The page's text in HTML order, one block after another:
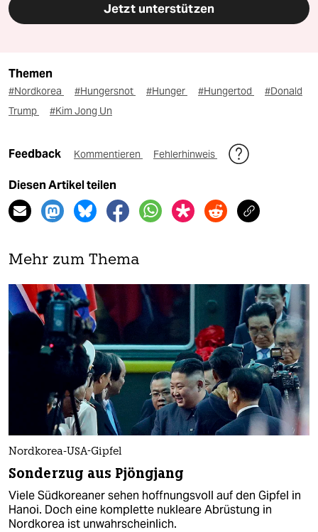
Jetzt unterstützen
Themen
#Nordkorea #Hungersnot #Hunger #Hungertod
#Donald
Trump
#Kim Jong Un
Feedback Kommentieren Fehlerhinweis
Diesen Artikel teilen
Mehr zum Thema
Nordkorea-USA-Gipfel
Sonderzug aus Pjöngjang
Viele Südkoreaner sehen hoffnungsvoll auf den Gipfel in
Hanoi. Doch eine komplette nukleare Abrüstung in
Nordkorea ist unwahrscheinlich.